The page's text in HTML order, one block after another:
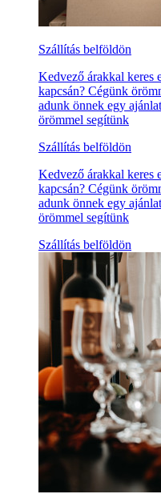
Szállítás belföldön
Kedvező árakkal keres
kapcsán? Cégünk
adunk önnek egy
örömmel segítünk
Szállítás belföldön
Kedvező árakkal keres
kapcsán? Cégünk
adunk önnek egy
örömmel segítünk
Szállítás belföldön